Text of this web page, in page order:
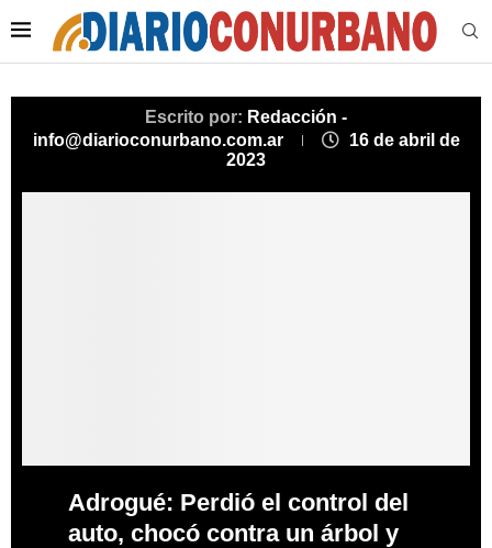
Escrito por: Redacción -
info@diarioconurbano.com.ar
16 de abril de
2023
Adrogué: Perdió el control del
auto, chocó contra un árbol y